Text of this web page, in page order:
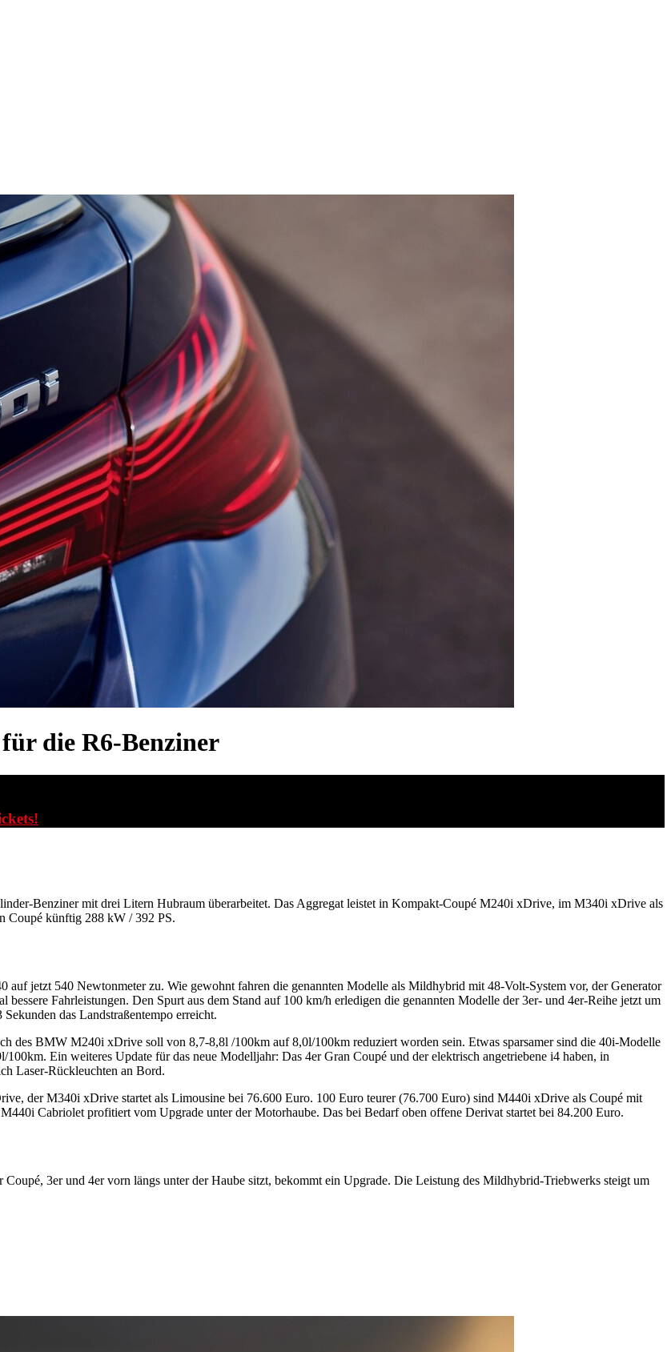
die R6-Benziner
Benziner mit drei Litern Hubraum überarbeitet. Das Aggregat leistet in Kompakt-Coupé M240i xDrive, im M340i xDrive als
Coupé künftig 288 kW / 392 PS.
auf jetzt 540 Newtonmeter zu. Wie gewohnt fahren die genannten Modelle als Mildhybrid mit 48-Volt-System vor, der Generator
Fahrleistungen. Den Spurt aus dem Stand auf 100 km/h erledigen die genannten Modelle der 3er- und 4er-Reihe jetzt um
das Landstraßentempo erreicht.
des BMW M240i xDrive soll von 8,7-8,8l /100km auf 8,0l/100km reduziert worden sein. Etwas sparsamer sind die 40i-Modelle
Ein weiteres Update für das neue Modelljahr: Das 4er Gran Coupé und der elektrisch angetriebene i4 haben, in
Laser-Rückleuchten an Bord.
der M340i xDrive startet als Limousine bei 76.600 Euro. 100 Euro teurer (76.700 Euro) sind M440i xDrive als Coupé mit
Cabriolet profitiert vom Upgrade unter der Motorhaube. Das bei Bedarf oben offene Derivat startet bei 84.200 Euro.
3er und 4er vorn längs unter der Haube sitzt, bekommt ein Upgrade. Die Leistung des Mildhybrid-Triebwerks steigt um